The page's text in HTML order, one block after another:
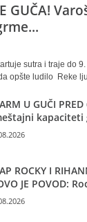
GUČA!
sutra i traje do
opšte ludilo Reke
U GUČI
ROCKY I
JE POVOD: